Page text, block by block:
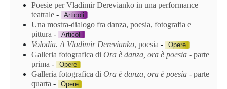
Poesie per Vladimir Derevianko in una performance
teatrale - Articoli
Una mostra-dialogo fra danza, poesia, fotografia e
pittura - Articoli
Volodia. A Vladimir Derevianko, poesia - Opere
Galleria fotografica di Ora è danza, ora è poesia ‑ parte
prima - Opere
Galleria fotografica di Ora è danza, ora è poesia ‑ parte
quarta - Opere